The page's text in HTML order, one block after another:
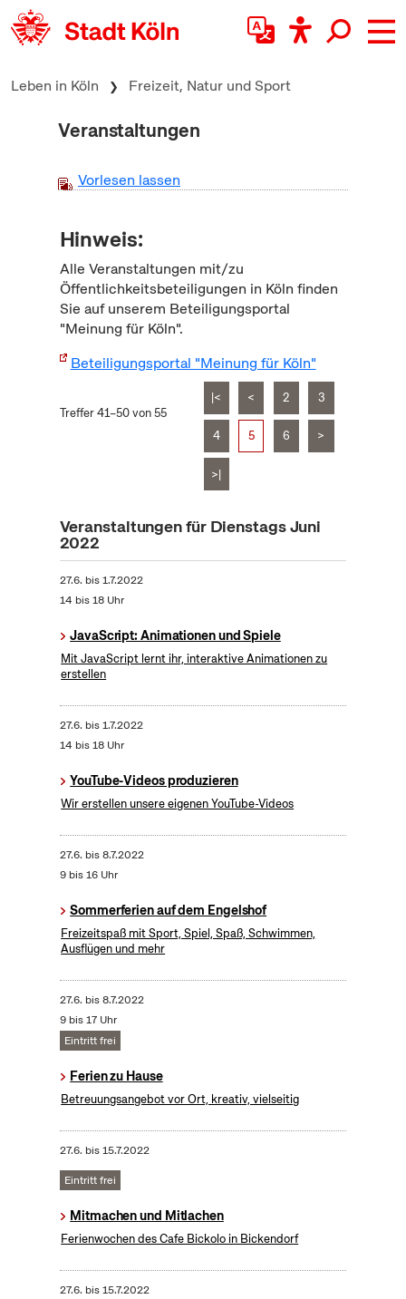
zum Inhalt springen
Leben in Köln Freizeit, Natur und Sport
Veranstaltungen
Vorlesen lassen
Hinweis:
Alle Veranstaltungen mit/zu
Öffentlichkeitsbeteiligungen in Köln finden
Sie auf unserem Beteiligungsportal
"Meinung für Köln".
Beteiligungsportal "Meinung für Köln"
Treffer 41–50 von 55
|< < 2 3
4 5 6 >
>|
Veranstaltungen für Dienstags Juni
2022
27.6. bis1.7.2022
14 bis 18 Uhr
JavaScript: Animationen und Spiele
Mit JavaScript lernt ihr, interaktive Animationen zu
erstellen
27.6. bis1.7.2022
14 bis 18 Uhr
YouTube-Videos produzieren
Wir erstellen unsere eigenen YouTube-Videos
27.6. bis8.7.2022
9 bis 16 Uhr
Sommerferien auf dem Engelshof
Freizeitspaß mit Sport, Spiel, Spaß, Schwimmen,
Ausflügen und mehr
27.6. bis8.7.2022
9 bis 17 Uhr
Eintritt frei
Ferien zu Hause
Betreuungsangebot vor Ort, kreativ, vielseitig
27.6. bis15.7.2022
Eintritt frei
Mitmachen und Mitlachen
Ferienwochen des Cafe Bickolo in Bickendorf
27.6. bis15.7.2022